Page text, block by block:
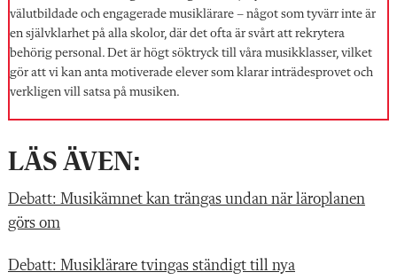
välutbildade och engagerade musiklärare – något som tyvärr inte är
en självklarhet på alla skolor, där det ofta är svårt att rekrytera
behörig personal. Det är högt söktryck till våra musikklasser, vilket
gör att vi kan anta motiverade elever som klarar inträdesprovet och
verkligen vill satsa på musiken.
LÄS ÄVEN:
Debatt: Musikämnet kan trängas undan när läroplanen
görs om
Debatt: Musiklärare tvingas ständigt till nya